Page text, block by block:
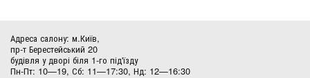
Адреса салону: м.Київ,
пр-т Берестейський 20
будівля у дворі біля 1-го під'їзду
Пн-Пт: 10—19, Сб: 11—17:30, Нд: 12—16:30